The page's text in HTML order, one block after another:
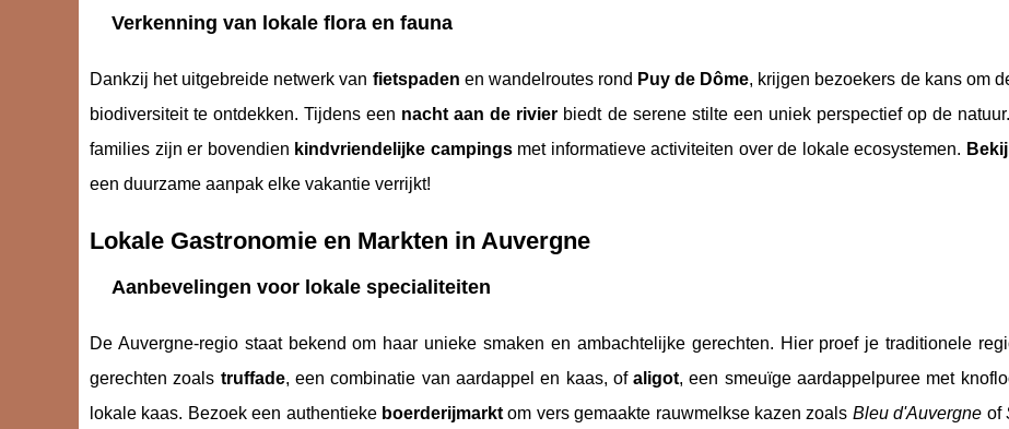
Verkenning van lokale flora en fauna
Dankzij het uitgebreide netwerk van fietspaden en wandelroutes rond Puy de Dôme, krijgen bezoekers de kans om
biodiversiteit te ontdekken. Tijdens een nacht aan de rivier biedt de serene stilte een uniek perspectief op de
families zijn er bovendien kindvriendelijke campingsmet informatieve activiteiten over de lokale ecosystemen.
een duurzame aanpak elke vakantie verrijkt!
Lokale Gastronomie en Markten in Auvergne
Aanbevelingen voor lokale specialiteiten
De Auvergne-regio staat bekend om haar unieke smaken en ambachtelijke gerechten. Hier proef je traditionele
gerechten zoals truffade, een combinatie van aardappel en kaas, ofaligot, een smeuïge aardappelpuree met
lokale kaas. Bezoek een authentieke boerderijmarkt om vers gemaakte rauwmelkse kazen zoals Bleu d'Auvergne of